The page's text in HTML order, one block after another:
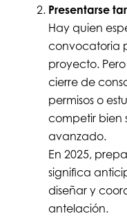
Presentarse
Hay quien
convocatoria
proyecto.
cierre de
permisos o
competir bien
avanzado.
En 2025,
significa
diseñar y
antelación.